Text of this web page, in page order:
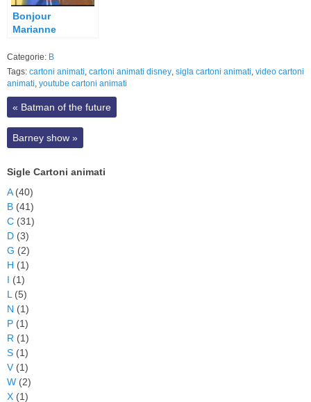
Bonjour
Marianne
Categorie: B
Tags: cartoni animati cartoni animati disney sigla cartoni animati video cartoni
animati youtube cartoni animati
« Batman of the future
Barney show »
Sigle Cartoni animati
A(40)
B (41)
C (31)
D (3)
G (2)
H (1)
I (1)
L(5)
N (1)
P (1)
R (1)
S (1)
V (1)
W (2)
X (1)